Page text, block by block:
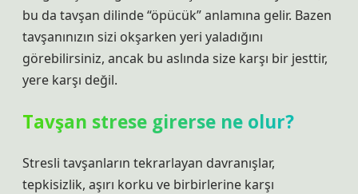
bu da tavşan dilinde “öpücük” anlamına gelir. Bazen
tavşanınızın sizi okşarken yeri yaladığını
görebilirsiniz, ancak bu aslında size karşı bir jesttir,
yere karşı değil.
Tavşan strese girerse ne olur?
Stresli tavşanların tekrarlayan davranışlar,
tepkisizlik, aşırı korku ve birbirlerine karşı